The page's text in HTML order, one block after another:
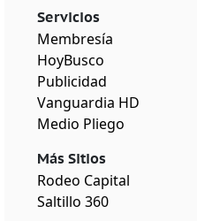
Servicios
Membresía
HoyBusco
Publicidad
Vanguardia HD
Medio Pliego
Más Sitios
Rodeo Capital
Saltillo 360